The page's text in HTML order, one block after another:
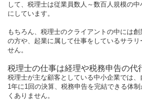
して、税理士は従業員数人～数百人規模の
にしています。
もちろん、税理士のクライアントの中には
の方や、起業に属して仕事をしているサラリ
せん。
税理士の仕事は経理や税務申告の代
税理士が主な顧客としている中小企業では
1年に1回の決算、税務申告を完結できる体
くありません。